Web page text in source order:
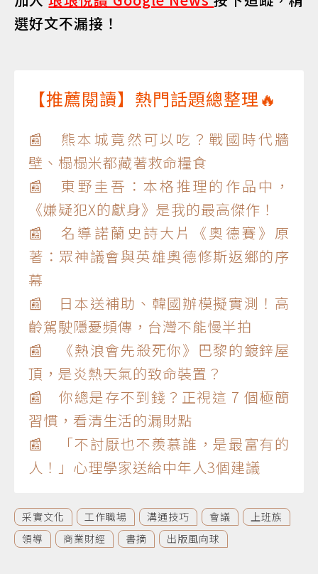
選好文不漏接！
【推薦閱讀】熱門話題總整理🔥
📰 熊本城竟然可以吃？戰國時代牆
壁、榻榻米都藏著救命糧食
📰 東野圭吾：本格推理的作品中，
《嫌疑犯X的獻身》是我的最高傑作！
📰 名導諾蘭史詩大片《奧德賽》原
著：眾神議會與英雄奧德修斯返鄉的序
幕
📰 日本送補助、韓國辦模擬實測！高
齡駕駛隱憂頻傳，台灣不能慢半拍
📰 《熱浪會先殺死你》巴黎的鍍鋅屋
頂，是炎熱天氣的致命裝置？
📰 你總是存不到錢？正視這 7 個極簡
習慣，看清生活的漏財點
📰 「不討厭也不羨慕誰，是最富有的
人！」心理學家送給中年人3個建議
采實文化 工作職場 溝通技巧 會議
上班族
領導
商業財經 書摘 出版風向球